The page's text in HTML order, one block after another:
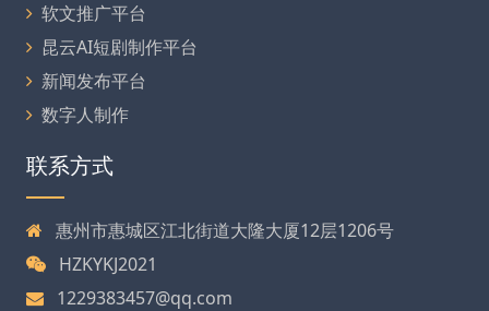
软文推广平台
昆云AI短剧制作平台
新闻发布平台
数字人制作
联系方式
惠州市惠城区江北街道大隆大厦12层1206号
HZKYKJ2021
1229383457@qq.com